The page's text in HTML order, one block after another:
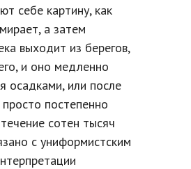
себе картину, как
а затем
выходит из берегов,
и оно медленно
осадками, или после
постепенно
сотен тысяч
с униформистским